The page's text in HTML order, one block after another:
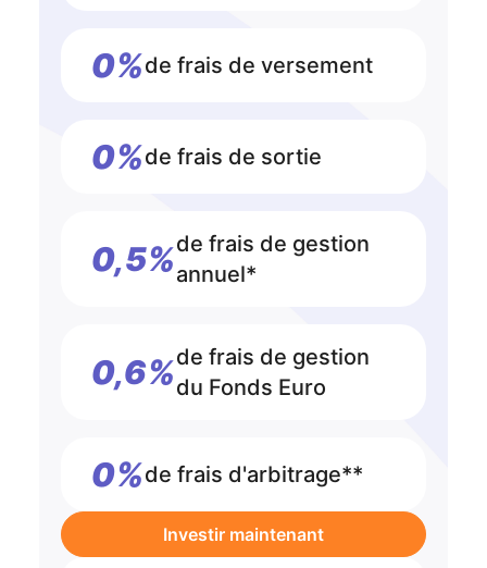
0%de frais de versement
0%de frais de sortie
0,5%de frais de gestion
annuel*
0,6%de frais de gestion
du Fonds Euro
0%de frais d'arbitrage**
Investir maintenant